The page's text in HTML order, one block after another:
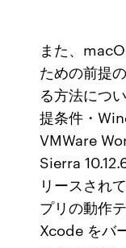
また、
ための前提
る方法につ
提条件・
VMWare
Sierra
リースされ
プリの動作
Xcode をバ